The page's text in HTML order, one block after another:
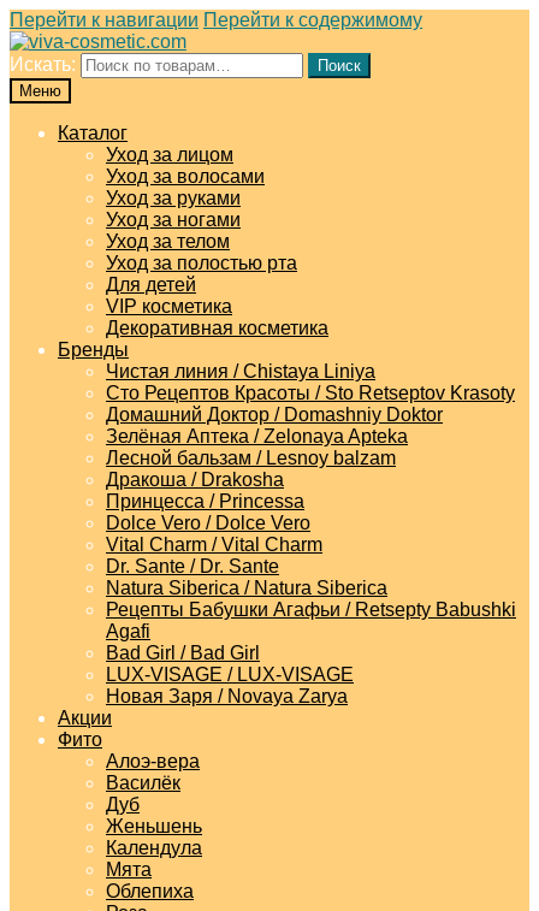
Перейти к навигации Перейти к содержимому
Искать:
Поиск
Меню
Каталог
Уход за лицом
Уход за волосами
Уход за руками
Уход за ногами
Уход за телом
Уход за полостью рта
Для детей
VIP косметика
Декоративная косметика
Бренды
Чистая линия / Chistaya Liniya
Сто Рецептов Красоты / Sto Retseptov Krasoty
Домашний Доктор / Domashniy Doktor
Зелёная Аптека / Zelonaya Apteka
Лесной бальзам / Lesnoy balzam
Дракоша / Drakosha
Принцесса / Princessa
Dolce Vero / Dolce Vero
Vital Charm / Vital Charm
Dr. Sante / Dr. Sante
Natura Siberica / Natura Siberica
Рецепты Бабушки Агафьи / Retsepty Babushki
Agafi
Bad Girl / Bad Girl
LUX-VISAGE / LUX-VISAGE
Новая Заря / Novaya Zarya
Акции
Фито
Алоэ-вера
Василёк
Дуб
Женьшень
Календула
Мята
Облепиха